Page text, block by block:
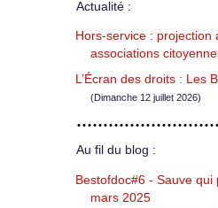
Actualité :
Hors-service : projection
associations
L’Écran des droits : Les
(Dimanche 12 juillet 2026)
Au fil du blog :
Bestofdoc#6 - Sauve qui
mars 2025